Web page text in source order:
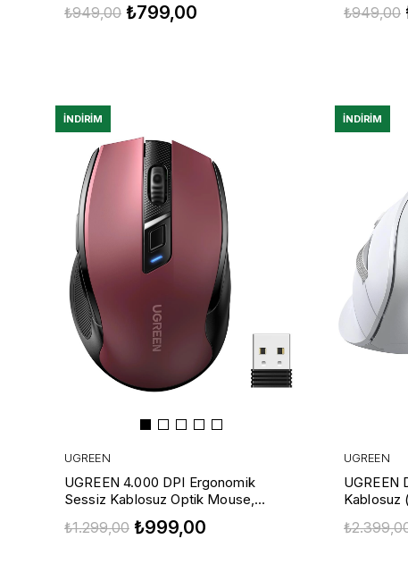
₺799,00
₺949,00 ₺949,00
UGREEN
UGREEN 4.000 DPI Ergonomik
Sessiz Kablosuz Optik Mouse,
₺999,00
₺1.299,00
İNDIRIM
UGREEN
UGREEN
Kablosuz
Beyaz,
İNDIRIM